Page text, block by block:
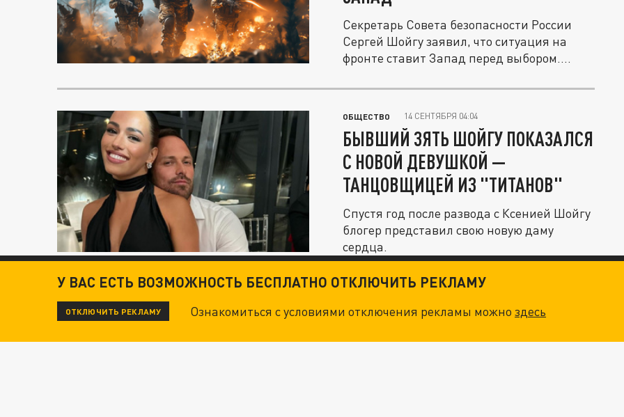
Секретарь Совета безопасности России
Сергей Шойгу заявил, что ситуация на
фронте ставит Запад перед выбором....
ОБЩЕСТВО 14 СЕНТЯБРЯ 04:04
БЫВШИЙ ЗЯТЬ ШОЙГУ ПОКАЗАЛСЯ
С НОВОЙ ДЕВУШКОЙ —
ТАНЦОВЩИЦЕЙ ИЗ "ТИТАНОВ"
Спустя год после развода с Ксенией Шойгу
блогер представил свою новую даму
сердца.
У ВАС ЕСТЬ ВОЗМОЖНОСТЬ БЕСПЛАТНО ОТКЛЮЧИТЬ РЕКЛАМУ
ОТКЛЮЧИТЬ РЕКЛАМУ Ознакомиться с условиями отключения рекламы можноздесь